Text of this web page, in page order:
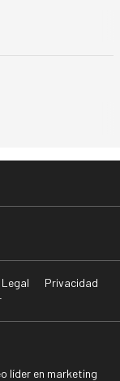
Privacidad
líder en marketing